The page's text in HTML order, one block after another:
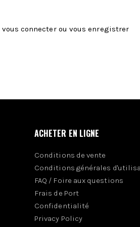
vous connecterou vous enregistrer
ACHETER EN LIGNE
Conditions de vente
Conditions générales
FAQ / Foire aux questions
Frais de Port
Confidentialité
Privacy Policy